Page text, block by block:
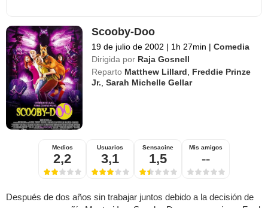
Scooby-Doo
19 de julio de 2002 | 1h 27min | Comedia
Dirigida por Raja Gosnell
Reparto Matthew Lillard, Freddie Prinze
Jr.,Sarah Michelle Gellar
Medios
2,2
Usuarios
3,1
Sensacine
1,5
Mis amigos
--
Después de dos años sin trabajar juntos debido a la decisión de